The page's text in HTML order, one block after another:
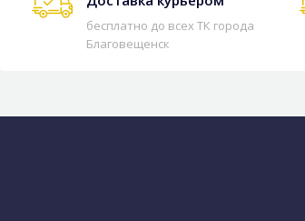
бесплатно до всех ТК города
Благовещенск